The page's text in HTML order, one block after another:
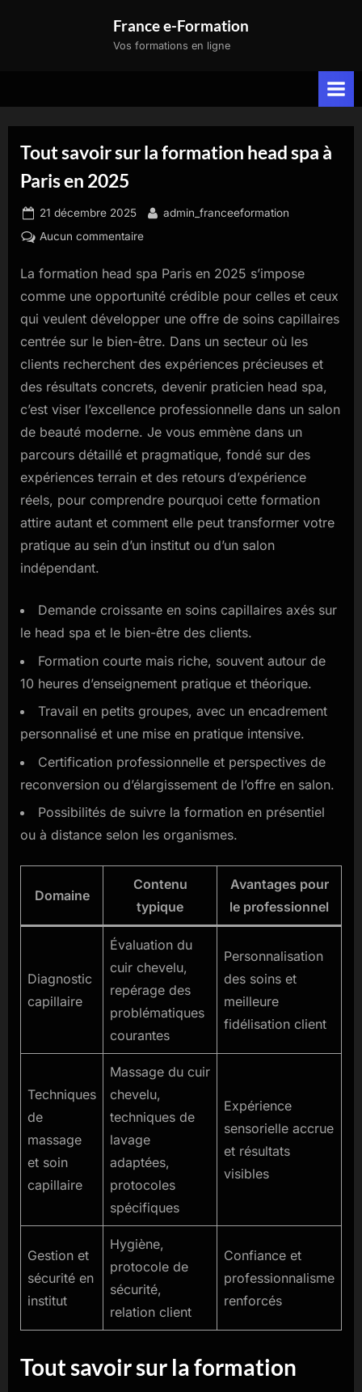
France e-Formation
Vos formations en ligne
Tout savoir sur la formation head spa à
Paris en 2025
Posted
on
21 décembre 2025 By
admin_franceeformation
Aucun commentairesur
savoir
sur
head
spa
à
2025
La formation head spa Paris en 2025 s’impose
comme une opportunité crédible pour celles et ceux
qui veulent développer une offre de soins capillaires
centrée sur le bien-être. Dans un secteur où les
clients recherchent des expériences précieuses et
des résultats concrets, devenir praticien head spa,
c’est viser l’excellence professionnelle dans un salon
de beauté moderne. Je vous emmène dans un
parcours détaillé et pragmatique, fondé sur des
expériences terrain et des retours d’expérience
réels, pour comprendre pourquoi cette formation
attire autant et comment elle peut transformer votre
pratique au sein d’un institut ou d’un salon
indépendant.
Demande croissante en soins capillaires axés sur
le head spa et le bien-être des clients.
Formation courte mais riche, souvent autour de
10 heures d’enseignement pratique et théorique.
Travail en petits groupes, avec un encadrement
personnalisé et une mise en pratique intensive.
Certification professionnelle et perspectives de
reconversion ou d’élargissement de l’offre en salon.
Possibilités de suivre la formation en présentiel
ou à distance selon les organismes.
Domaine
Contenu
typique
Avantages pour
le professionnel
Diagnostic
capillaire
Évaluation du
cuir chevelu,
repérage des
problématiques
courantes
Personnalisation
des soins et
meilleure
fidélisation client
Techniques
de
massage
et soin
capillaire
Massage du cuir
chevelu,
techniques de
lavage
adaptées,
protocoles
spécifiques
Expérience
sensorielle accrue
et résultats
visibles
Gestion et
sécurité en
institut
Hygiène,
protocole de
sécurité,
relation client
Confiance et
professionnalisme
renforcés
Tout savoir sur la formation